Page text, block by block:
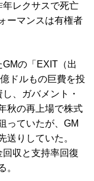
年レクサスで死亡
ーマンスは有権者
の「EXIT（出
ドルもの巨費を投
、ガバメント・
秋の再上場で株式
っていたが、GM
送りしていた。
収と支持率回復
。